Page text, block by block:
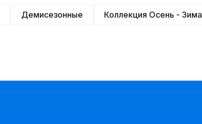
Демисезонные Коллекция Осень - Зима